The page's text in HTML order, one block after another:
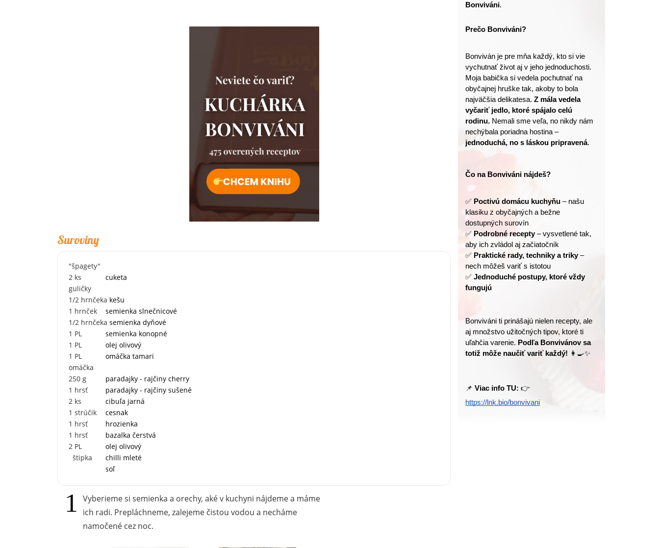
Suroviny
"špagety"
2 ks
cuketa
guličky
1/2 hrnčeka kešu
1 hrnček
semienka slnečnicové
1/2 hrnčeka semienka dyňové
1 PL
semienka konopné
1 PL
olej olivový
1 PL
omáčka tamari
omáčka
250 g
paradajky - rajčiny cherry
1 hrsť
paradajky - rajčiny sušené
2 ks
cibuľa jarná
1 strúčik
cesnak
1 hrsť
hrozienka
1 hrsť
bazalka čerstvá
2 PL
olej olivový
štipka
chilli mleté
soľ
Vyberieme si semienka a orechy, aké v kuchyni nájdeme a máme
ich radi. Prepláchneme, zalejeme čistou vodou a necháme
namočené cez noc.
Bonviváni.
Prečo Bonviváni?
Bonviván je pre mňa každý, kto si vie
vychutnať život aj v jeho jednoduchosti.
Moja babička si vedela pochutnať na
obyčajnej hruške tak, akoby to bola
najväčšia delikatesa. Z mála vedela
vyčariť jedlo, ktoré spájalo celú
rodinu. Nemali sme veľa, no nikdy nám
nechýbala poriadna hostina –
jednoduchá, no s láskou pripravená.
Čo na Bonviváni nájdeš?
✅ Poctivú domácu kuchyňu – našu
klasiku z obyčajných a bežne
dostupných surovín
✅ Podrobné recepty – vysvetlené tak,
aby ich zvládol aj začiatočník
✅ Praktické rady, techniky a triky –
nech môžeš variť s istotou
✅ Jednoduché postupy, ktoré vždy
fungujú
Bonviváni ti prinášajú nielen recepty, ale
aj množstvo užitočných tipov, ktoré ti
uľahčia varenie. Podľa Bonvivánov sa
totiž môže naučiť variť každý! 👩‍🍳✨
📌 Viac info TU:
https://lnk.bio/bonvivani